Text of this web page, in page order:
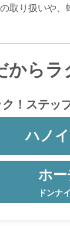
取り扱いや
らラ
！ステッ
ハノイ
ホ
ドンナ